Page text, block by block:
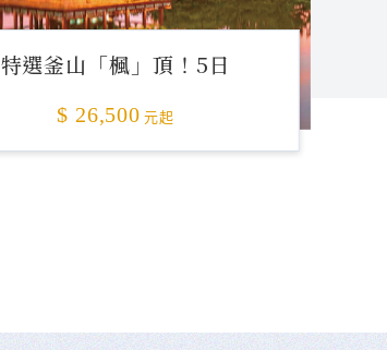
特選釜山「楓」頂！5日
$ 26,500 元起